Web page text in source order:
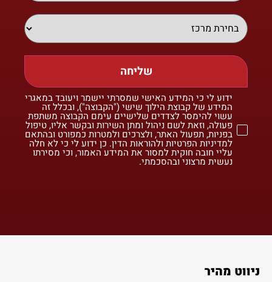
שליחה
ידוע לי כי המידע האישי שמסרתי יישמר ויעובד במאגרי
המידע של קבוצת הילוך שישי ("הקבוצה"), ובכלל זה
עשוי להימסר לצדדים שלישיים עימם הקבוצה משתפת
פעולה, וזאת לשם ניהול ומתן השירות ובקשר אליו, טיפול
בפניות, תפעול האתר, ולצרכים ולמטרות כמפורט ובהתאם
למדיניות הפרטיות ולהוראות הדין. כן ידוע לי כי לא חלה
עליי חובה חוקית למסור את המידע האמור, וכי מסירתו
נעשית מרצוני ובהסכמתי.
ניווט מהיר